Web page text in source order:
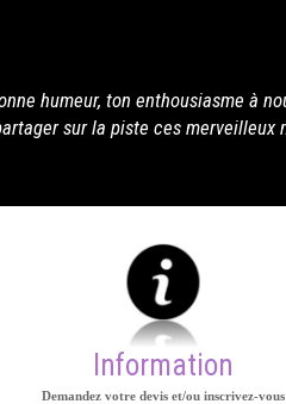
partager ta passion de
J-Ch
Information
Demandez votre devis et/ou inscrivez-vous